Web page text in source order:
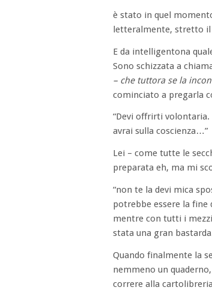
è stato in quel
letteralmente, stretto il
E da intelligentona
Sono schizzata a
– che tuttora se la
cominciato a pregarla
“Devi offrirti
avrai sulla coscienza…”
Lei – come tutte le
preparata eh, ma mi
“non te la devi mica
potrebbe essere la
mentre con tutti i
stata una gran
Quando finalmente la
nemmeno un
correre alla